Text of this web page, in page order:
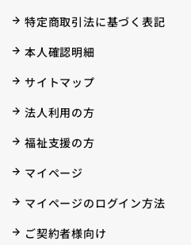
特定商取引法に基づく表記
本人確認明細
サイトマップ
法人利用の方
福祉支援の方
マイページ
マイページのログイン方法
ご契約者様向け